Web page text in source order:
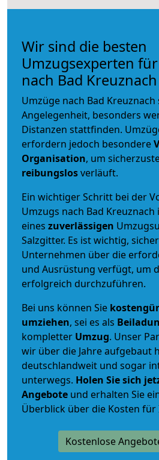
Wir sind die besten
Umzugsexperten
nach Bad Kreuznach
Umzüge nach Bad
Angelegenheit, besonders
Distanzen stattfinden.
erfordern jedoch besondere
Organisation, um
reibungslosverläuft.
Ein wichtiger Schritt bei der
Umzugs nach Bad Kreuznach
eines zuverlässigen
Salzgitter. Es ist wichtig,
Unternehmen über die
und Ausrüstung verfügt, um
erfolgreich durchzuführen.
Bei uns können Sie
umziehen, sei es als
kompletter Umzug. Unser
wir über die Jahre aufgebaut
deutschlandweit und sogar
unterwegs. Holen Sie sich
Angebote und erhalten Sie
Überblick über die Kosten
Kostenlose